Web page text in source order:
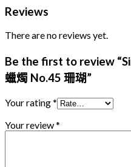
Reviews
There are no reviews yet.
Be the first to review
蠟燭 No.45 珊瑚”
Your rating*
Your review*